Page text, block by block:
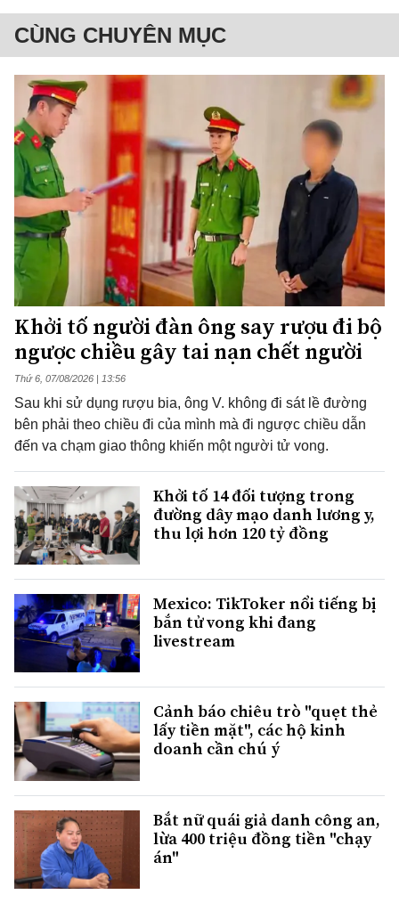
CÙNG CHUYÊN MỤC
Khởi tố người đàn ông say rượu đi bộ
ngược chiều gây tai nạn chết người
Thứ 6, 07/08/2026 | 13:56
Sau khi sử dụng rượu bia, ông V. không đi sát lề đường
bên phải theo chiều đi của mình mà đi ngược chiều dẫn
đến va chạm giao thông khiến một người tử vong.
Khởi tố 14 đối tượng trong
đường dây mạo danh lương y,
thu lợi hơn 120 tỷ đồng
Mexico: TikToker nổi tiếng bị
bắn tử vong khi đang
livestream
Cảnh báo chiêu trò "quẹt thẻ
lấy tiền mặt", các hộ kinh
doanh cần chú ý
Bắt nữ quái giả danh công an,
lừa 400 triệu đồng tiền "chạy
án"